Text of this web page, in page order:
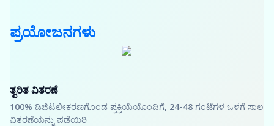
ಪ್ರಯೋಜನಗಳು
ತ್ವರಿತ ವಿತರಣೆ
100% ಡಿಜಿಟಲೀಕರಣಗೊಂಡ ಪ್ರಕ್ರಿಯೆಯೊಂದಿಗೆ, 24-48 ಗಂಟೆಗಳ ಒಳಗೆ ಸಾಲ
ವಿತರಣೆಯನ್ನು ಪಡೆಯಿರಿ